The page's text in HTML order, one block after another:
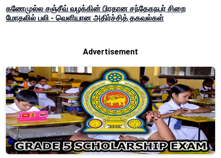
கணேமுல்ல சஞ்சீவ் வழக்கின் பிரதான சந்தேகநபர் சிறை
மோதலில் பலி - வெளியான அதிர்ச்சித் தகவல்கள்
Advertisement